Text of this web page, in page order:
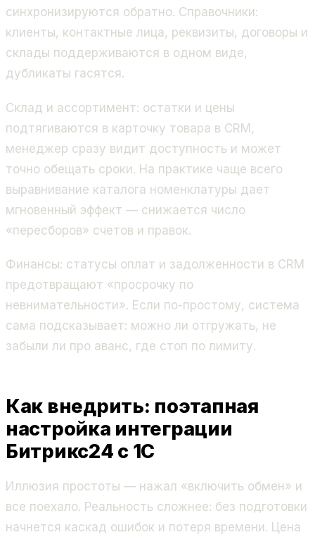
синхронизируются обратно. Справочники:
клиенты, контактные лица, реквизиты, договоры и
склады поддерживаются в одном виде,
дубликаты гасятся.
Склад и ассортимент: остатки и цены
подтягиваются в карточку товара в CRM,
менеджер сразу видит доступность и может
точно обещать сроки. На практике чаще всего
выравнивание каталога номенклатуры дает
мгновенный эффект — снижается число
«пересборов» счетов и правок.
Финансы: статусы оплат и задолженности в CRM
предотвращают «просрочку по
невнимательности». Если по-простому, система
сама подсказывает: можно ли отгружать, не
забыли ли про аванс, где стоп по лимиту.
Как внедрить: поэтапная
настройка интеграции
Битрикс24 с 1С
Иллюзия простоты — нажал «включить обмен» и
все поехало. Реальность сложнее: без подготовки
начнется каскад ошибок и потеря времени. Цена